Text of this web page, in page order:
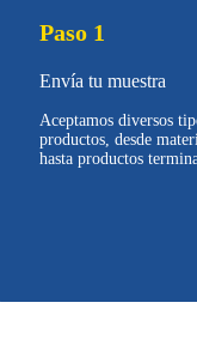
Paso 1
Envía tu muestra
Aceptamos diversos
productos, desde
hasta productos